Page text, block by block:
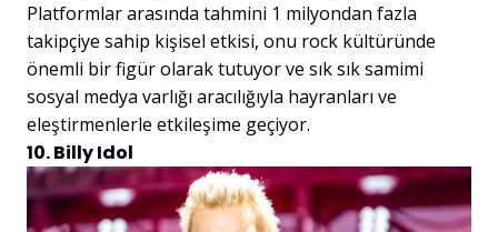
Platformlar arasında tahmini 1 milyondan fazla
takipçiye sahip kişisel etkisi, onu rock kültüründe
önemli bir figür olarak tutuyor ve sık sık samimi
sosyal medya varlığı aracılığıyla hayranları ve
eleştirmenlerle etkileşime geçiyor.
10. Billy Idol